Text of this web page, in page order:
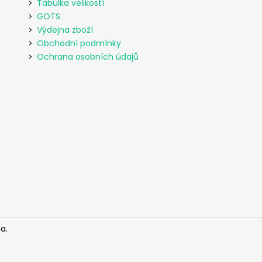
Tabulka velikostí
GOTS
Výdejna zboží
Obchodní podmínky
Ochrana osobních údajů